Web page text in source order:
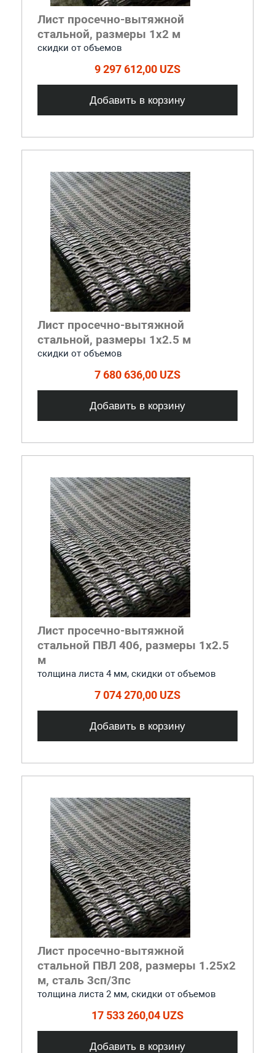
Лист просечно-вытяжной
стальной, размеры 1x2 м
cкидки от объемов
9 297 612,00 UZS
Добавить в корзину
Лист просечно-вытяжной
стальной, размеры 1x2.5 м
cкидки от объемов
7 680 636,00 UZS
Добавить в корзину
Лист просечно-вытяжной
стальной ПВЛ 406, размеры 1x2.5
м
толщина листа 4 мм, cкидки от объемов
7 074 270,00 UZS
Добавить в корзину
Лист просечно-вытяжной
стальной ПВЛ 208, размеры 1.25x2
м, сталь 3сп/3пс
толщина листа 2 мм, cкидки от объемов
17 533 260,04 UZS
Добавить в корзину